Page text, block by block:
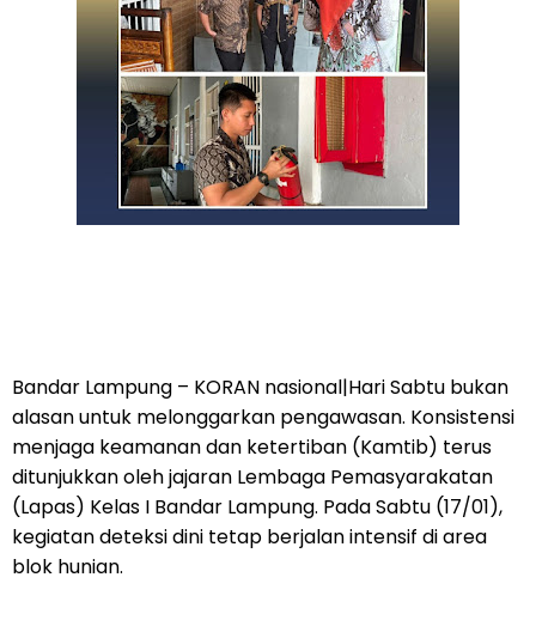
Bandar Lampung – KORAN nasional|Hari Sabtu bukan
alasan untuk melonggarkan pengawasan. Konsistensi
menjaga keamanan dan ketertiban (Kamtib) terus
ditunjukkan oleh jajaran Lembaga Pemasyarakatan
(Lapas) Kelas I Bandar Lampung. Pada Sabtu (17/01),
kegiatan deteksi dini tetap berjalan intensif di area
blok hunian.